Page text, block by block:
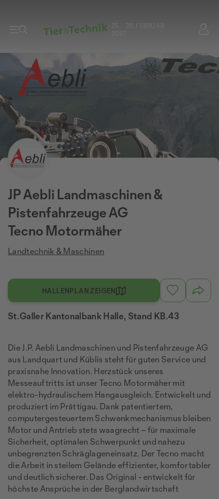
25. - 28. FEBRUAR
JP Aebli Landmaschinen &
Pistenfahrzeuge AG
Tecno Motormäher
Landtechnik & Maschinen
HALLENPLAN ZEIGEN
St.Galler Kantonalbank Halle, Stand KB.43
Die J.P. Aebli Landmaschinen und Pistenfahrzeuge AG
aus Landquart und Küblis steht für guten Service und
praxisnahe Innovation. Herzstück unseres
Messeauftritts ist unser Tecno Motormäher mit
elektro-hydraulischem Hangausgleich. Entwickelt und
produziert im Prättigau. Dank patentiertem,
computergesteuertem Schwenkmechanismus bleiben
Motor und Antrieb stets waagrecht – für maximale
Sicherheit, optimalen Schwerpunkt und nahezu
unbegrenzten Schräglageneinsatz. Der Tecno macht
die Arbeit in steilem Gelände effizienter, komfortabler
und deutlich sicherer. Das Original - entwickelt für
höchste Ansprüche in der Berglandwirtschaft